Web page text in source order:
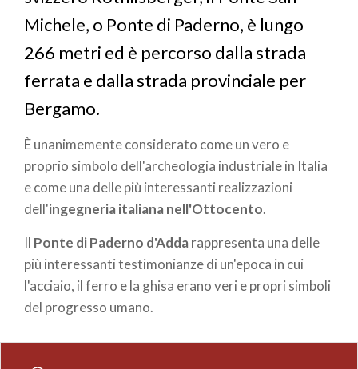
Michele, o Ponte di Paderno, è lungo
266 metri ed è percorso dalla strada
ferrata e dalla strada provinciale per
Bergamo.
È unanimemente considerato come un vero e
proprio simbolo dell'archeologia industriale in Italia
e come una delle più interessanti realizzazioni
dell'ingegneria italiana nell'Ottocento.
Il Ponte di Paderno d'Addarappresenta una delle
più interessanti testimonianze di un'epoca in cui
l'acciaio, il ferro e la ghisa erano veri e propri simboli
del progresso umano.